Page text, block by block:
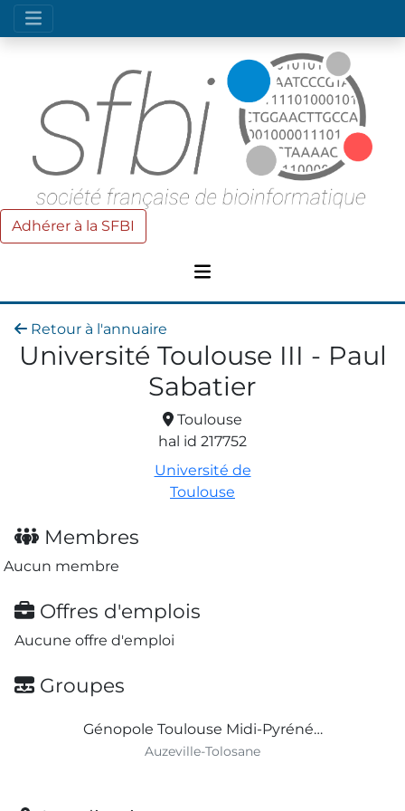
Adhérer à la SFBI
Retour à l'annuaire
Université Toulouse III - Paul
Sabatier
Toulouse
hal id 217752
Université de
Toulouse
Membres
Aucun membre
Offres d'emplois
Aucune offre d'emploi
Groupes
Génopole Toulouse Midi-Pyréné…
Auzeville-Tolosane